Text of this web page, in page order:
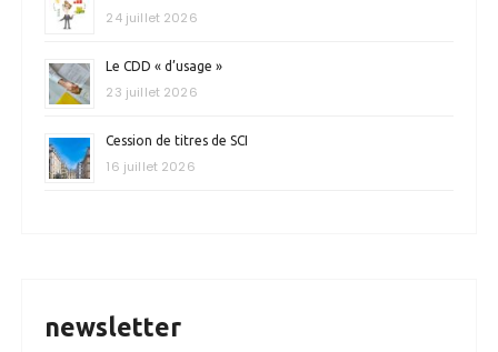
24 juillet 2026
Le CDD « d’usage »
23 juillet 2026
Cession de titres de SCI
16 juillet 2026
newsletter